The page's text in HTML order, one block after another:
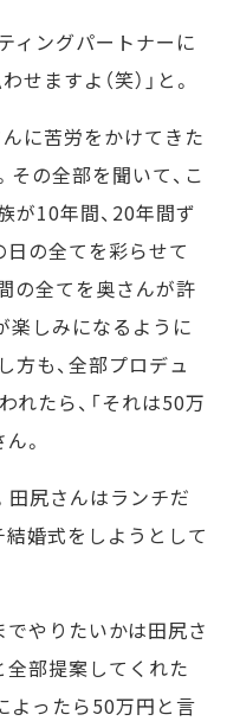
ィングパートナーに
ますよ（笑）」と。
に苦労をかけてきた
の全部を聞いて、こ
が10年間、20年間ず
日の全てを彩らせて
の全てを奥さんが許
楽しみになるように
方も、全部プロデュ
れたら、「それは50万
。
尻さんはランチだ
結婚式をしようとして
やりたいかは田尻さ
全部提案してくれた
よったら50万円と言